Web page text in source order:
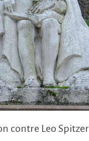
contre Leo Spitzer